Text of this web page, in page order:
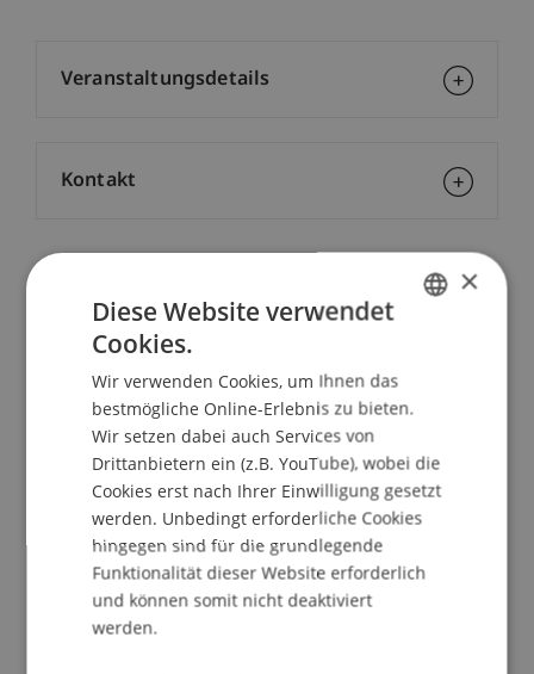
Lehrstuhl für Technologie und Entrepreneurship
Die aktuelle Veranstaltung beschäftigt sich mit
dem Thema "Aktuelle Entwicklungen im
internationalen Warenverkehr". Im ersten Teil
erörtert Bernhard Mähr, Logistiker NDS Co-
Veranstalter des Exportmarktplatz die Bedeutung
und Anwendung von Freihandelsabkommen
(EFTA, EWR und bilateral) unter Berücksichtigung
der Besonderheiten für kleine und mittlere
Unternehmen in der Region.
Veranstaltungsdetails
Kontakt
×
Diese Website verwendet
Cookies.
Wir verwenden Cookies, um Ihnen das
bestmögliche Online-Erlebnis zu bieten.
Wir setzen dabei auch Services von
Drittanbietern ein (z.B. YouTube), wobei die
Cookies erst nach Ihrer Einwilligung gesetzt
werden. Unbedingt erforderliche Cookies
hingegen sind für die grundlegende
Funktionalität dieser Website erforderlich
und können somit nicht deaktiviert
werden.